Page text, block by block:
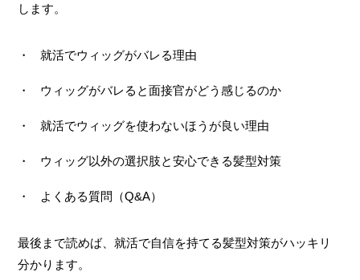
します。
就活でウィッグがバレる理由
ウィッグがバレると面接官がどう感じるのか
就活でウィッグを使わないほうが良い理由
ウィッグ以外の選択肢と安心できる髪型対策
よくある質問（Q&A）
最後まで読めば、就活で自信を持てる髪型対策がハッキリ
分かります。